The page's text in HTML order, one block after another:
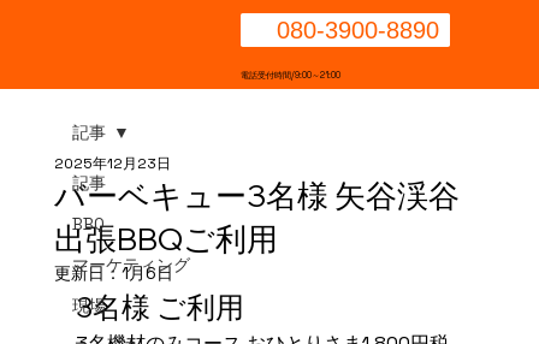
080-3900-8890
電話受付時間/9:00～21:00
記事
BBQ
マーケティング
現場
記事
バーベキュー3名様 矢谷渓谷
出張BBQご利用
2025年12月23日
更新日： 1月6日
3名様 ご利用